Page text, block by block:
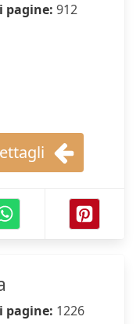
pagine: 912
pagine: 1226